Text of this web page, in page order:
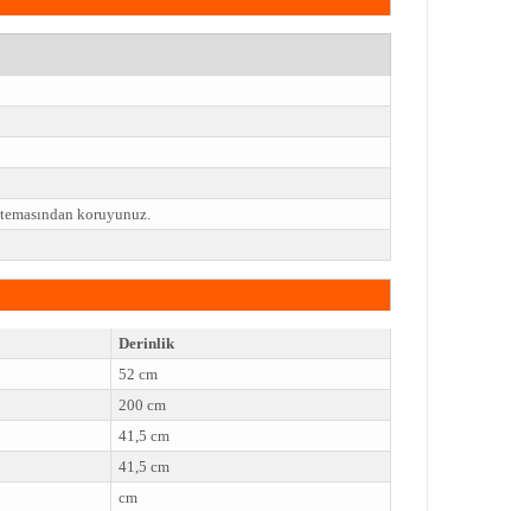
koruyunuz.
Derinlik
52 cm
200 cm
41,5 cm
41,5 cm
cm